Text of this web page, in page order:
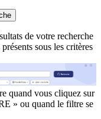
de votre recherche
sous les critères
quand vous cliquez sur
» ou quand le filtre se